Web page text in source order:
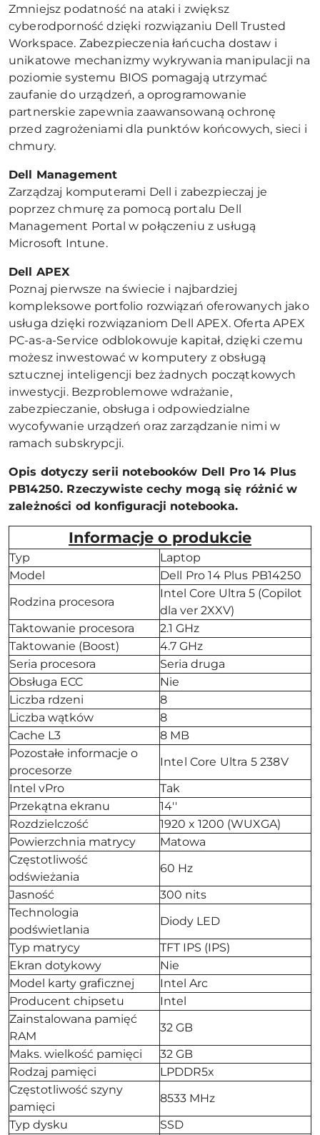
Zmniejsz podatność na ataki i zwiększ
cyberodporność dzięki rozwiązaniu Dell Trusted
Workspace. Zabezpieczenia łańcucha dostaw i
unikatowe mechanizmy wykrywania manipulacji na
poziomie systemu BIOS pomagają utrzymać
zaufanie do urządzeń, a oprogramowanie
partnerskie zapewnia zaawansowaną ochronę
przed zagrożeniami dla punktów końcowych, sieci i
chmury.
Dell Management
Zarządzaj komputerami Dell i zabezpieczaj je
poprzez chmurę za pomocą portalu Dell
Management Portal w połączeniu z usługą
Microsoft Intune.
Dell APEX
Poznaj pierwsze na świecie i najbardziej
kompleksowe portfolio rozwiązań oferowanych jako
usługa dzięki rozwiązaniom Dell APEX. Oferta APEX
PC-as-a-Service odblokowuje kapitał, dzięki czemu
możesz inwestować w komputery z obsługą
sztucznej inteligencji bez żadnych początkowych
inwestycji. Bezproblemowe wdrażanie,
zabezpieczanie, obsługa i odpowiedzialne
wycofywanie urządzeń oraz zarządzanie nimi w
ramach subskrypcji.
Opis dotyczy serii notebooków Dell Pro 14 Plus
PB14250. Rzeczywiste cechy mogą się różnić w
zależności od konfiguracji notebooka.
Informacje o produkcie
Typ
Laptop
Model
Dell Pro 14 Plus PB14250
Rodzina procesora
Intel Core Ultra 5 (Copilot
dla ver 2XXV)
Taktowanie procesora
2.1 GHz
Taktowanie (Boost)
4.7 GHz
Seria procesora
Seria druga
Obsługa ECC
Nie
Liczba rdzeni
8
Liczba wątków
8
Cache L3
8 MB
Pozostałe informacje o
procesorze
Intel Core Ultra 5 238V
Intel vPro
Tak
Przekątna ekranu
14''
Rozdzielczość
1920 x 1200 (WUXGA)
Powierzchnia matrycy
Matowa
Częstotliwość
odświeżania
60 Hz
Jasność
300 nits
Technologia
podświetlania
Diody LED
Typ matrycy
TFT IPS (IPS)
Ekran dotykowy
Nie
Model karty graficznej
Intel Arc
Producent chipsetu
Intel
Zainstalowana pamięć
RAM
32 GB
Maks. wielkość pamięci
32 GB
Rodzaj pamięci
LPDDR5x
Częstotliwość szyny
pamięci
8533 MHz
Typ dysku
SSD